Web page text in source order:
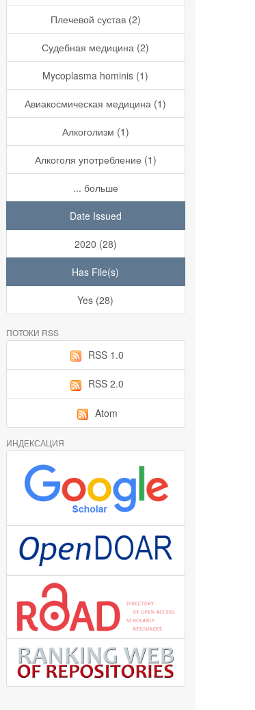
Плечевой сустав (2)
Судебная медицина (2)
Mycoplasma hominis (1)
Авиакосмическая медицина (1)
Алкоголизм (1)
Алкоголя употребление (1)
... больше
Date Issued
2020 (28)
Has File(s)
Yes (28)
ПОТОКИ RSS
RSS 1.0
RSS 2.0
Atom
ИНДЕКСАЦИЯ